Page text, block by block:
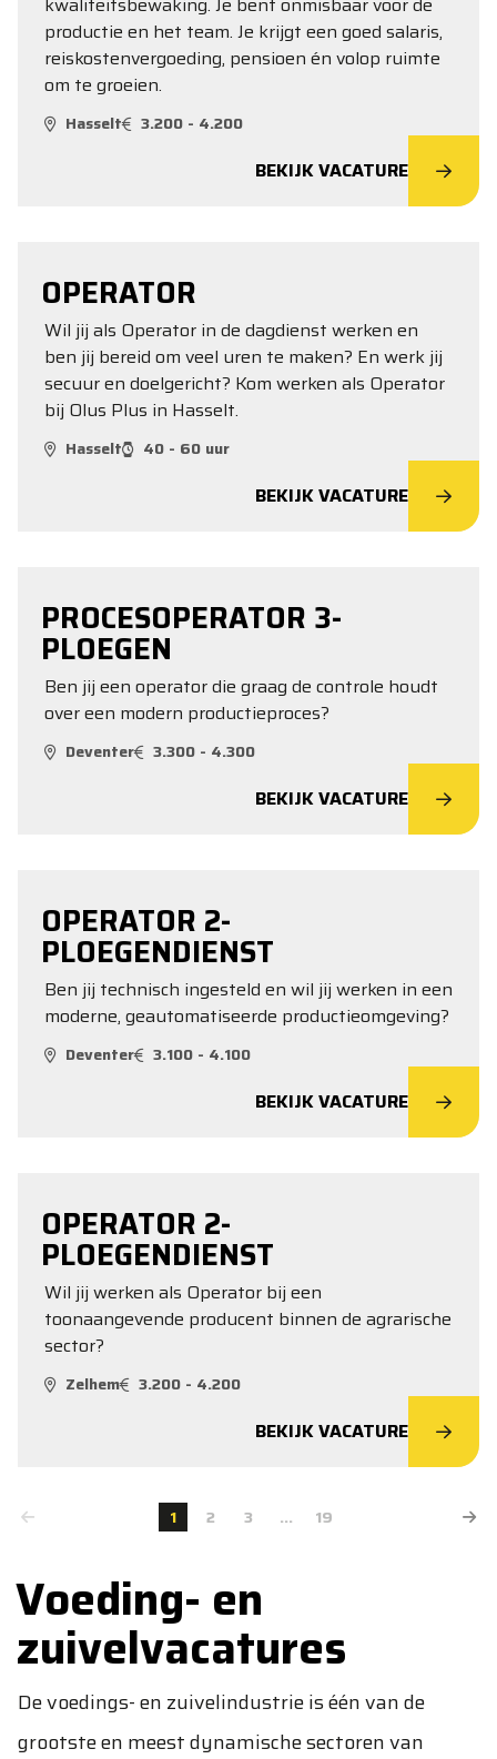
productie en het team. Je krijgt een goed salaris,
reiskostenvergoeding, pensioen én volop ruimte
om te groeien.
Hasselt 3.200 - 4.200
BEKIJK VACATURE
OPERATOR
Wil jij als Operator in de dagdienst werken en
ben jij bereid om veel uren te maken? En werk jij
secuur en doelgericht? Kom werken als Operator
bij Olus Plus in Hasselt.
Hasselt 40 - 60 uur
BEKIJK VACATURE
PROCESOPERATOR 3-
PLOEGEN
Ben jij een operator die graag de controle houdt
over een modern productieproces?
Deventer 3.300 - 4.300
BEKIJK VACATURE
OPERATOR 2-
PLOEGENDIENST
Ben jij technisch ingesteld en wil jij werken in een
moderne, geautomatiseerde productieomgeving?
Deventer 3.100 - 4.100
BEKIJK VACATURE
OPERATOR 2-
PLOEGENDIENST
Wil jij werken als Operator bij een
toonaangevende producent binnen de agrarische
sector?
Zelhem 3.200 - 4.200
BEKIJK VACATURE
1 2 3 ... 19
Voeding- en
zuivelvacatures
De voedings- en zuivelindustrie is één van de
grootste en meest dynamische sectoren van